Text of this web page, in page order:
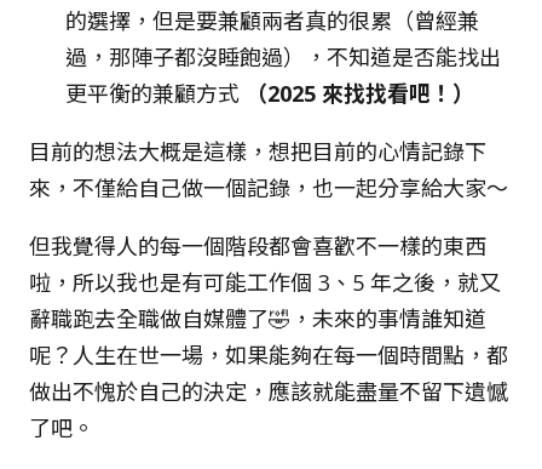
的選擇，但是要兼顧兩者真的很累（曾經兼
過，那陣子都沒睡飽過），不知道是否能找出
更平衡的兼顧方式
（2025 來找找看吧！）
目前的想法大概是這樣，想把目前的心情記錄下
來，不僅給自己做一個記錄，也一起分享給大家～
但我覺得人的每一個階段都會喜歡不一樣的東西
啦，所以我也是有可能工作個 3、5 年之後，就又
辭職跑去全職做自媒體了🤣，未來的事情誰知道
呢？人生在世一場，如果能夠在每一個時間點，都
做出不愧於自己的決定，應該就能盡量不留下遺憾
了吧。